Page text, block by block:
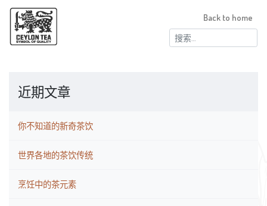
搜
索：
Back to home
近期文章
你不知道的新奇茶饮
世界各地的茶饮传统
烹饪中的茶元素